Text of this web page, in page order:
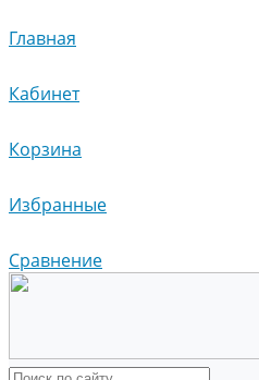
Главная
Кабинет
Корзина
Избранные
Сравнение